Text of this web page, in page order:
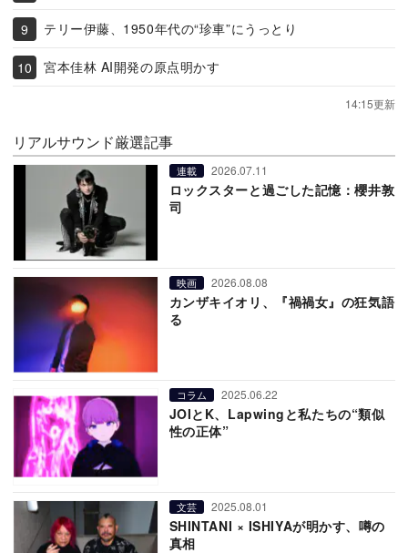
テリー伊藤、1950年代の“珍車”にうっとり
宮本佳林 AI開発の原点明かす
14:15更新
リアルサウンド厳選記事
連載 2026.07.11
ロックスターと過ごした記憶：櫻井敦
司
映画 2026.08.08
カンザキイオリ、『禍禍女』の狂気語
る
コラム 2025.06.22
JOIとK、Lapwingと私たちの“類似
性の正体”
文芸 2025.08.01
SHINTANI × ISHIYAが明かす、噂の
真相